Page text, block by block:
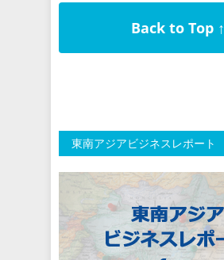
Back to Top ↑
東南アジアビジネスレポート